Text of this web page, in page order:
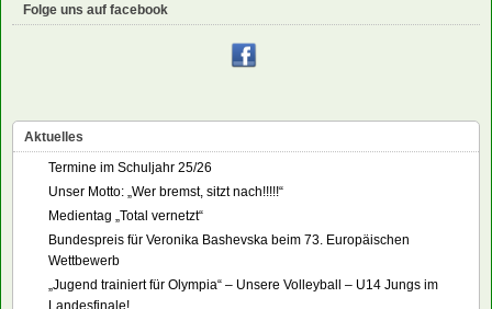
Folge uns auf facebook
Aktuelles
Termine im Schuljahr 25/26
Unser Motto: „Wer bremst, sitzt nach!!!!!“
Medientag „Total vernetzt“
Bundespreis für Veronika Bashevska beim 73. Europäischen
Wettbewerb
„Jugend trainiert für Olympia“ – Unsere Volleyball – U14 Jungs im
Landesfinale!